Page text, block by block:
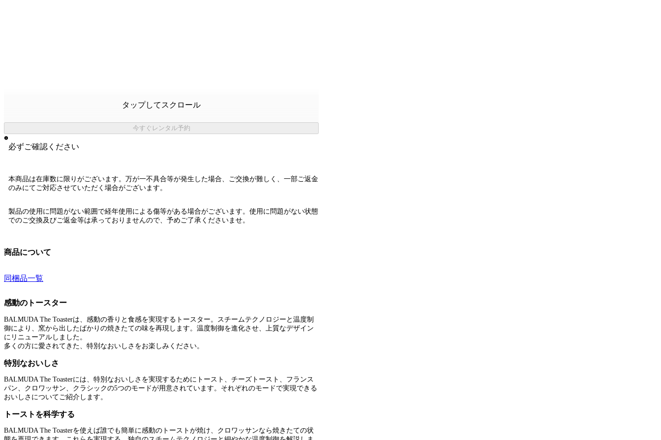
タップしてスクロール
今すぐレンタル予約
必ずご確認ください
本商品は在庫数に限りがございます。万が一不具合等が発生した場合、ご交換が難しく、一部ご返金
のみにてご対応させていただく場合がございます。
製品の使用に問題がない範囲で経年使用による傷等がある場合がございます。使用に問題がない状態
でのご交換及びご返金等は承っておりませんので、予めご了承くださいませ。
商品について
同梱品一覧
感動のトースター
BALMUDA The Toasterは、感動の香りと食感を実現するトースター。スチームテクノロジーと温度制
御により、窯から出したばかりの焼きたての味を再現します。温度制御を進化させ、上質なデザイン
にリニューアルしました。
多くの方に愛されてきた、特別なおいしさをお楽しみください。
特別なおいしさ
BALMUDA The Toasterには、特別なおいしさを実現するためにトースト、チーズトースト、フランス
パン、クロワッサン、クラシックの5つのモードが用意されています。それぞれのモードで実現できる
おいしさについてご紹介します。
トーストを科学する
BALMUDA The Toasterを使えば誰でも簡単に感動のトーストが焼け、クロワッサンなら焼きたての状